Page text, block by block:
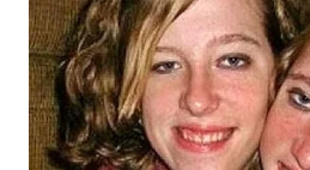
WN
BINJAI
WN
CIREBON